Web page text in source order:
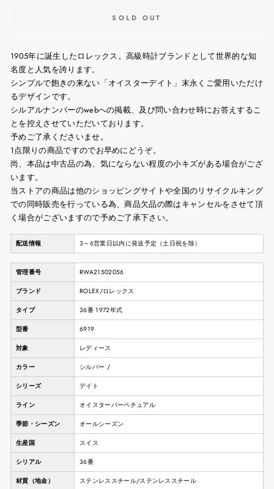
SOLD OUT
1905年に誕生したロレックス。高級時計ブランドとして世界的な知
名度と人気を誇ります。
シンプルで飽きの来ない「オイスターデイト」末永くご愛用いただけ
るデザインです。
シルアルナンバーのwebへの掲載、及び問い合わせ時にお答えするこ
とを控えさせていただいております。
予めご了承くださいませ。
1点限りの商品ですのでお早めにどうぞ。
尚、本品は中古品の為、気にならない程度の小キズがある場合がござ
います。
当ストアの商品は他のショッピングサイトや全国のリサイクルキング
での同時販売を行っている為、商品欠品の際はキャンセルをさせて頂
く場合がございますので予めご了承下さい。
配送情報 3～6営業日以内に発送予定（土日祝を除）
管理番号 RWA21502056
ブランド ROLEX/ロレックス
タイプ 36番 1972年式
型番 6919
対象 レディース
カラー シルバー /
シリーズ デイト
ライン オイスターパーペチュアル
季節・シーズン オールシーズン
生産国 スイス
シリアル 36番
材質（地金） ステンレススチール/ステンレススチール